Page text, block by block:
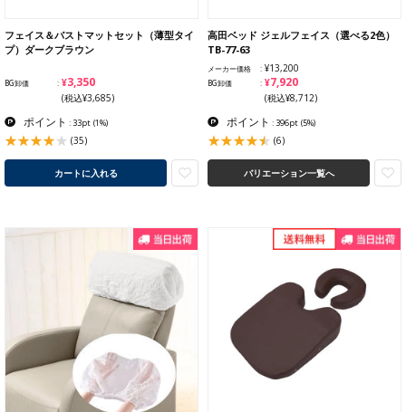
フェイス＆バストマットセット（薄型タイ
プ）ダークブラウン
BG卸価 ¥3,350
(税込¥3,685)
ポイント : 33pt (1%)
(35)
カートに入れる
高田ベッド ジェルフェイス（選べる2色）
TB-77-63
メーカー価格 ¥13,200
BG卸価 ¥7,920
(税込¥8,712)
ポイント : 396pt (5%)
(6)
バリエーション一覧へ